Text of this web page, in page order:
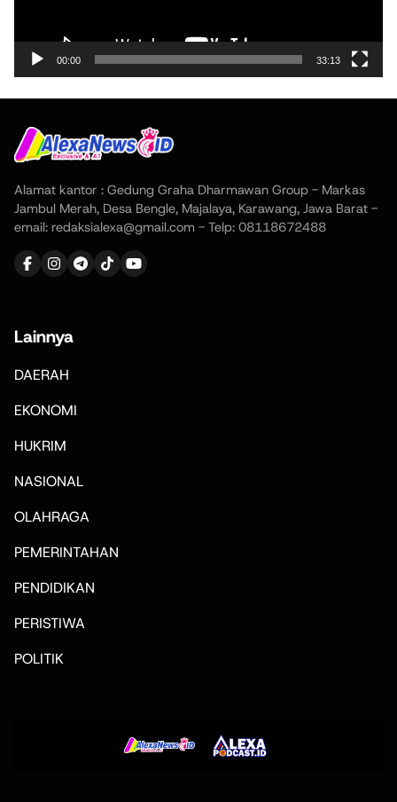
00:00 33:13
Alamat kantor : Gedung Graha Dharmawan Group - Markas
Jambul Merah, Desa Bengle, Majalaya, Karawang, Jawa Barat -
email: redaksialexa@gmail.com - Telp: 08118672488
Lainnya
DAERAH
EKONOMI
HUKRIM
NASIONAL
OLAHRAGA
PEMERINTAHAN
PENDIDIKAN
PERISTIWA
POLITIK